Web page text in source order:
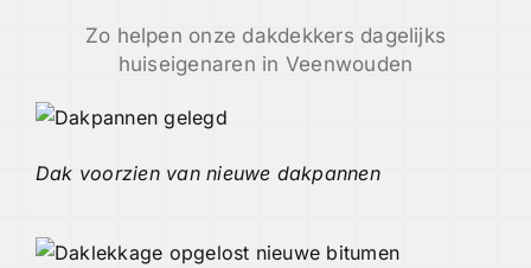
Zo helpen onze dakdekkers dagelijks
huiseigenaren in Veenwouden
Dak voorzien van nieuwe dakpannen